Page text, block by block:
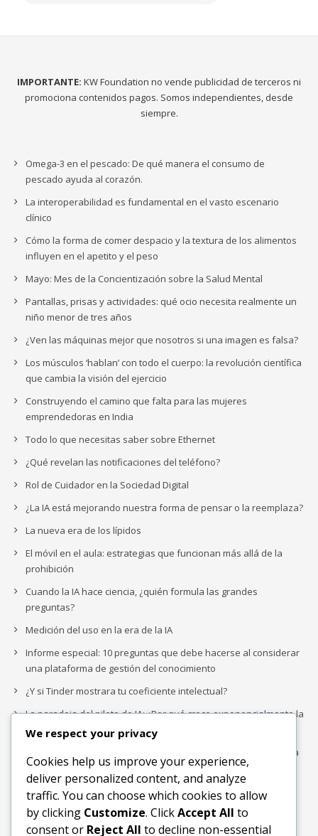
IMPORTANTE: KW Foundation no vende publicidad de terceros ni
promociona contenidos pagos. Somos independientes, desde
siempre.
Omega-3 en el pescado: De qué manera el consumo de
pescado ayuda al corazón.
La interoperabilidad es fundamental en el vasto escenario
clínico
Cómo la forma de comer despacio y la textura de los alimentos
influyen en el apetito y el peso
Mayo: Mes de la Concientización sobre la Salud Mental
Pantallas, prisas y actividades: qué ocio necesita realmente un
niño menor de tres años
¿Ven las máquinas mejor que nosotros si una imagen es falsa?
Los músculos ‘hablan’ con todo el cuerpo: la revolución científica
que cambia la visión del ejercicio
Construyendo el camino que falta para las mujeres
emprendedoras en India
Todo lo que necesitas saber sobre Ethernet
¿Qué revelan las notificaciones del teléfono?
Rol de Cuidador en la Sociedad Digital
¿La IA está mejorando nuestra forma de pensar o la reemplaza?
La nueva era de los lípidos
El móvil en el aula: estrategias que funcionan más allá de la
prohibición
Cuando la IA hace ciencia, ¿quién formula las grandes
preguntas?
Medición del uso en la era de la IA
Informe especial: 10 preguntas que debe hacerse al considerar
una plataforma de gestión del conocimiento
¿Y si Tinder mostrara tu coeficiente intelectual?
La paradoja del piloto de IA: ¿Por qué crece exponencialmente la
complejidad de la IA empresarial?
Los organigramas de marketing se crearon para los canales. La
IA acaba de dejarlos obsoletos.
Buscar
Buscar
We respect your privacy
Cookies help us improve your experience,
deliver personalized content, and analyze
traffic. You can choose which cookies to allow
by clicking Customize. ClickAccept All to
consent or Reject All to decline non-essential